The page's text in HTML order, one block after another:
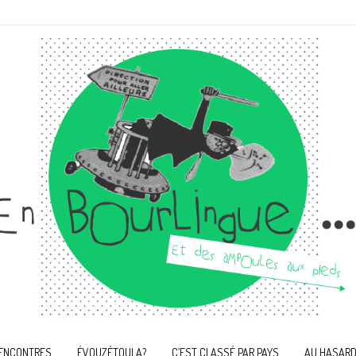
ÉVOUZÉTOULA? C’EST CLASSÉ PAR PAYS AU